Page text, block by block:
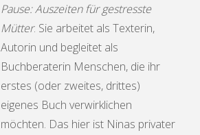
Pause: Auszeiten für gestresste
Mütter. Sie arbeitet als Texterin,
Autorin und begleitet als
Buchberaterin Menschen, die ihr
erstes (oder zweites, drittes)
eigenes Buch verwirklichen
möchten. Das hier ist Ninas privater